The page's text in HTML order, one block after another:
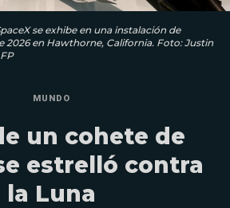
se exhibe en una instalación de
2026 en Hawthorne, California. Foto: Justin
MUNDO
un cohete de
estrelló contra
la Luna